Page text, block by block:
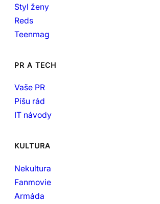
Styl ženy
Reds
Teenmag
PR A TECH
Vaše PR
Píšu rád
IT návody
KULTURA
Nekultura
Fanmovie
Armáda